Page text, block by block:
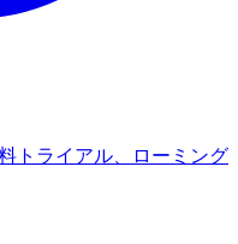
トライアル、ローミング